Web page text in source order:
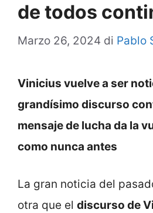
de todos
Marzo 26, 2024 di Pablo
Vinicius vuelve a ser
grandísimo discurso
mensaje de lucha da la
como nunca antes
La gran noticia del
otra que el discurso de